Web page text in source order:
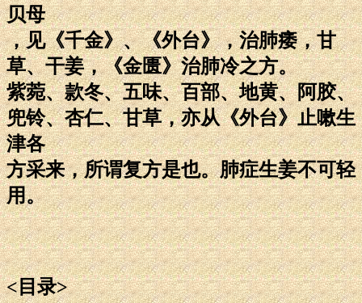
贝母
，见《千金》、《外台》，治肺痿，甘
草、干姜，《金匮》治肺冷之方。
紫菀、款冬、五味、百部、地黄、阿胶、
兜铃、杏仁、甘草，亦从《外台》止嗽生
津各
方采来，所谓复方是也。肺症生姜不可轻
用。
<目录>